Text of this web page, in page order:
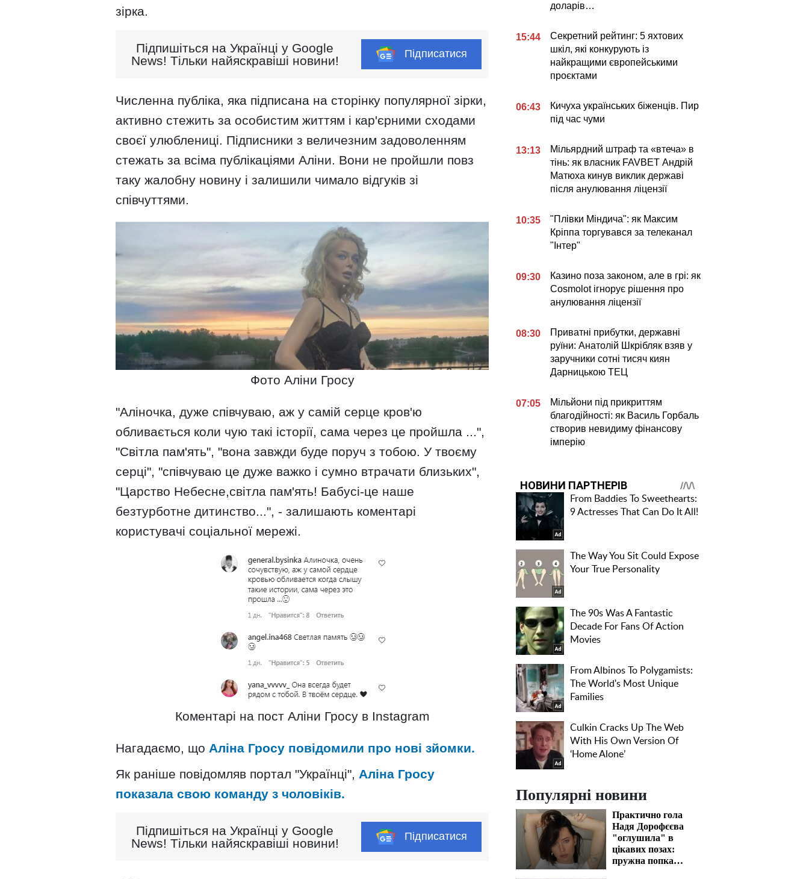
зірка.
Підпишіться на Українці у Google
News! Тільки найяскравіші новини!
Підписатися
Численна публіка, яка підписана на сторінку популярної зірки,
активно стежить за особистим життям і кар'єрними сходами
своєї улюблениці. Підписники з величезним задоволенням
стежать за всіма публікаціями Аліни. Вони не пройшли повз
таку жалобну новину і залишили чимало відгуків зі
співчуттями.
Фото Аліни Гросу
"Аліночка, дуже співчуваю, аж у самій серце кров'ю
обливається коли чую такі історії, сама через це пройшла ...",
"Світла пам'ять", "вона завжди буде поруч з тобою. У твоєму
серці", "співчуваю це дуже важко і сумно втрачати близьких",
"Царство Небесне,світла пам'ять! Бабусі-це наше
безтурботне дитинство...", - залишають коментарі
користувачі соціальної мережі.
Коментарі на пост Аліни Гросу в Instagram
Нагадаємо, що Аліна Гросу повідомили про нові зйомки.
Як раніше повідомляв портал "Українці", Аліна Гросу
показала свою команду з чоловіків.
Підпишіться на Українці у Google
News! Тільки найяскравіші новини!
Підписатися
доларів…
15:44
Секретний рейтинг: 5 яхтових
шкіл, які конкурують із
найкращими європейськими
проєктами
06:43
Кичуха українських біженців. Пир
під час чуми
13:13
Мільярдний штраф та «втеча» в
тінь: як власник FAVBET Андрій
Матюха кинув виклик державі
після анулювання ліцензії
10:35
"Плівки Міндича": як Максим
Кріппа торгувався за телеканал
"Інтер"
09:30
Казино поза законом, але в грі: як
Cosmolot ігнорує рішення про
анулювання ліцензії
08:30
Приватні прибутки, державні
руїни: Анатолій Шкрібляк взяв у
заручники сотні тисяч киян
Дарницькою ТЕЦ
07:05
Мільйони під прикриттям
благодійності: як Василь Горбаль
створив невидиму фінансову
імперію
Популярні новини
Практично гола
Надя Дорофєєва
"оглушила" в
цікавих позах:
пружна попка